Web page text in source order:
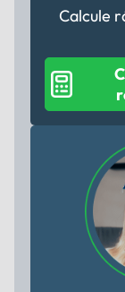
Calcule